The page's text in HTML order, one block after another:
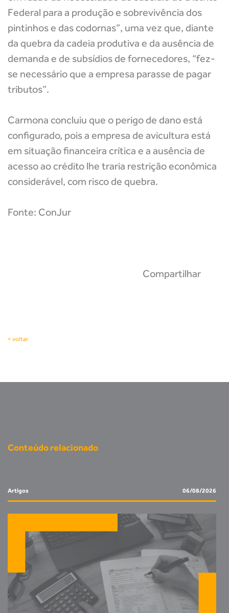
Federal para a produção e sobrevivência dos
pintinhos e das codornas”, uma vez que, diante
da quebra da cadeia produtiva e da ausência de
demanda e de subsídios de fornecedores, “fez-
se necessário que a empresa parasse de pagar
tributos”.
Carmona concluiu que o perigo de dano está
configurado, pois a empresa de avicultura está
em situação financeira crítica e a ausência de
acesso ao crédito lhe traria restrição econômica
considerável, com risco de quebra.
Fonte: ConJur
Compartilhar
< voltar
Conteúdo relacionado
Artigos 06/08/2026